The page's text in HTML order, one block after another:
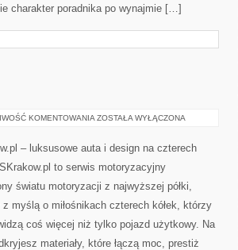
charakter poradnika po wynajmie […]
KOMENTOWANIA PICK-
ZOSTAŁA WYŁĄCZONA
– luksusowe auta i design na czterech
to serwis motoryzacyjny
światu motoryzacji z najwyższej półki,
z myślą o miłośnikach czterech kółek, którzy
coś więcej niż tylko pojazd użytkowy. Na
materiały, które łączą moc, prestiż